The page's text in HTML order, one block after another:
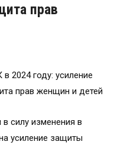
прав
2024 году: усиление
прав женщин и детей
в силу изменения в
усиление защиты